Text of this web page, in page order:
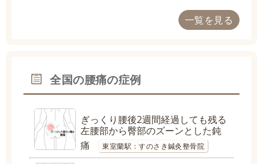
一覧を見る
全国の腰痛の症例
ぎっくり腰後2週間経過しても残る
左腰部から臀部のズーンとした鈍
痛
東室蘭駅：すのさき鍼灸整骨院